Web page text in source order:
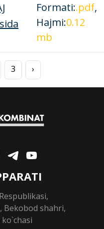
Formati:.pdf,
Hajmi:0.12
mb
3 ›
Bekobod shahri,